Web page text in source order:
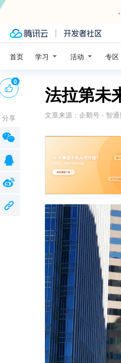
首页 学习 活动 专区
法拉第未
文章来源： 企鹅号 - 智
0
分享